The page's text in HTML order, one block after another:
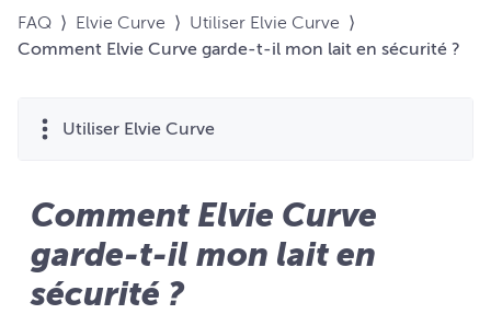
FAQ ⟩ Elvie Curve ⟩ Utiliser Elvie Curve ⟩
Comment Elvie Curve garde-t-il mon lait en sécurité ?
Utiliser Elvie Curve
Comment Elvie Curve
garde-t-il mon lait en
sécurité ?